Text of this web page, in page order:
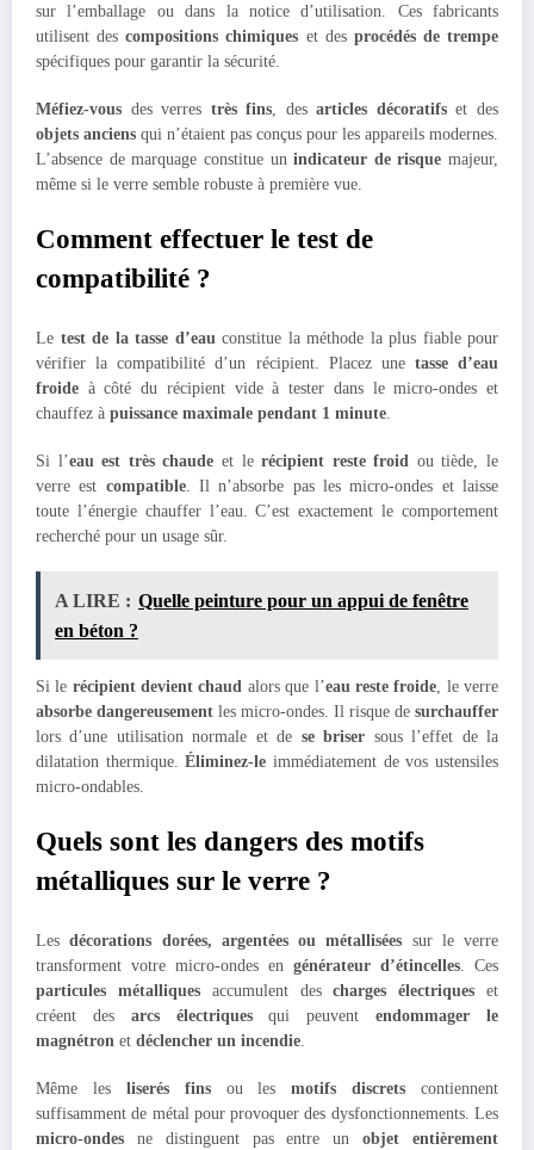
sur l’emballage ou dans la notice d’utilisation. Ces fabricants
utilisent descompositions chimiques et des procédés de trempe
spécifiques pour garantir la sécurité.
Méfiez-vous des verres très fins , desarticles décoratifset des
objets anciens qui n’étaient pas conçus pour les appareils modernes.
L’absence de marquage constitue unindicateur de risque majeur,
même si le verre semble robuste à première vue.
Comment effectuer le test de
compatibilité ?
Le test de la tasse d’eau constitue la méthode la plus fiable pour
vérifier la compatibilité d’un récipient. Placez une tasse d’eau
froide à côté du récipient vide à tester dans le micro-ondes et
chauffez à puissance maximale pendant 1 minute
Si l’eau est très chaude et lerécipient reste froid
ou tiède, le
verre est compatible. Il n’absorbe pas les micro-ondes et laisse
toute l’énergie chauffer l’eau. C’est exactement le comportement
recherché pour un usage sûr.
A LIRE : Quelle peinture pour un appui de fenêtre
en béton ?
Si le récipient devient chaud alors que l’eau reste froide, le verre
absorbe dangereusement les micro-ondes. Il risque de surchauffer
lors d’une utilisation normale et de se briser sous l’effet de la
dilatation thermique.Éliminez-le immédiatement de vos ustensiles
micro-ondables.
Quels sont les dangers des motifs
métalliques sur le verre ?
Lesdécorations dorées, argentées ou métallisées sur le verre
transforment votre micro-ondes en générateur d’étincelles . Ces
particules métalliquesaccumulent descharges électriques et
créent des arcs électriquesqui peuventendommager le
magnétron et déclencher un incendie
Même les liserés finsou lesmotifs discrets contiennent
suffisamment de métal pour provoquer des dysfonctionnements. Les
micro-ondes ne distinguent pas entre unobjet entièrement